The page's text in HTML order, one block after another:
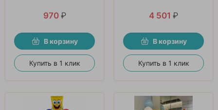
970 ₽
В корзину
Купить в 1 клик
4 501 ₽
В корзину
Купить в 1 клик